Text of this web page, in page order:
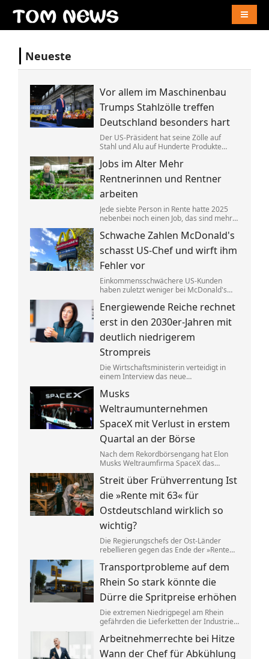
Neueste
Vor allem im Maschinenbau
Trumps Stahlzölle treffen
Deutschland besonders hart
Der US-Präsident hat seine Zölle auf
Stahl und Alu auf Hunderte Produkte
überproportional, zeigt eine neue
Auswertung. China umgeht das offenbar
mit einem Trick.
Jobs im Alter Mehr
Rentnerinnen und Rentner
arbeiten
Jede siebte Person in Rente hatte 2025
nebenbei noch einen Job, das sind mehr
Arbeitgeberverbände »fassungslos«,
dass einige Ministerpräsidenten die
»Rente mit 63« nun doch behalten wollen.
Schwache Zahlen McDonald's
schasst US-Chef und wirft ihm
Fehler vor
Einkommensschwächere US-Kunden
haben zuletzt weniger bei McDonald's
Länderchef aus – Grund für die
schlechten Zahlen seien chaotische
Angebote.
Energiewende Reiche rechnet
erst in den 2030er-Jahren mit
deutlich niedrigerem
Strompreis
Die Wirtschaftsministerin verteidigt in
einem Interview das neue
zu senken. Bis Verbraucher davon etwas
merken, soll es aber noch dauern.
Musks
Weltraumunternehmen
SpaceX mit Verlust in erstem
Quartal an der Börse
Nach dem Rekordbörsengang hat Elon
Musks Weltraumfirma SpaceX das
Millionen Dollar beendet. Zugleich hat
sich der Umsatz nahezu verdoppelt –
dank der Satellitentochter Starlink.
Streit über Frühverrentung Ist
die »Rente mit 63« für
Ostdeutschland wirklich so
wichtig?
Die Regierungschefs der Ost-Länder
rebellieren gegen das Ende der »Rente
größerer Anteil der Ostdeutschen die
dafür nötigen Beitragsjahre. Doch die
Unterschiede zum Westen werden
kleiner.
Transportprobleme auf dem
Rhein So stark könnte die
Dürre die Spritpreise erhöhen
Die extremen Niedrigpegel am Rhein
gefährden die Lieferketten der Industrie.
Autofahrer und das Wirtschaftswachstum
bedeuten könnte.
Arbeitnehmerrechte bei Hitze
Wann der Chef für Abkühlung